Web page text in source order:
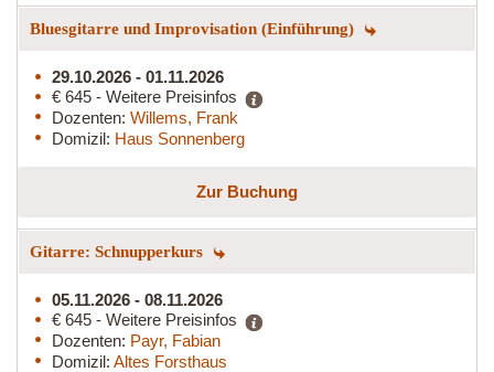
Bluesgitarre und Improvisation (Einführung)
29.10.2026 - 01.11.2026
€ 645 - Weitere Preisinfos
Dozenten: Willems, Frank
Domizil: Haus Sonnenberg
Zur Buchung
Gitarre: Schnupperkurs
05.11.2026 - 08.11.2026
€ 645 - Weitere Preisinfos
Dozenten: Payr, Fabian
Domizil: Altes Forsthaus